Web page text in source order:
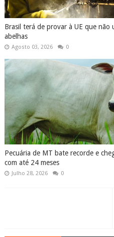
Brasil terá de provar à UE que
abelhas
Agosto 03, 2026 0
Pecuária de MT bate recorde e
com até 24 meses
Julho 28, 2026 0